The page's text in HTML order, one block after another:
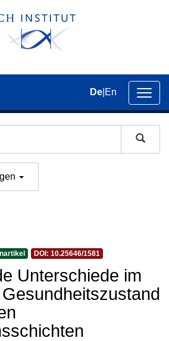
der
De En
DOI: 10.25646/1581
Unterschiede im